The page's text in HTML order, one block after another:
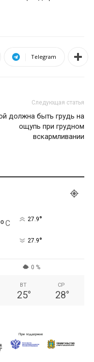
Telegram
Следующая статья
должна быть грудь на
ощупь при грудном
вскармливании
°C 27.9°
27.9°
0 %
ВТ
25°
СР
28°